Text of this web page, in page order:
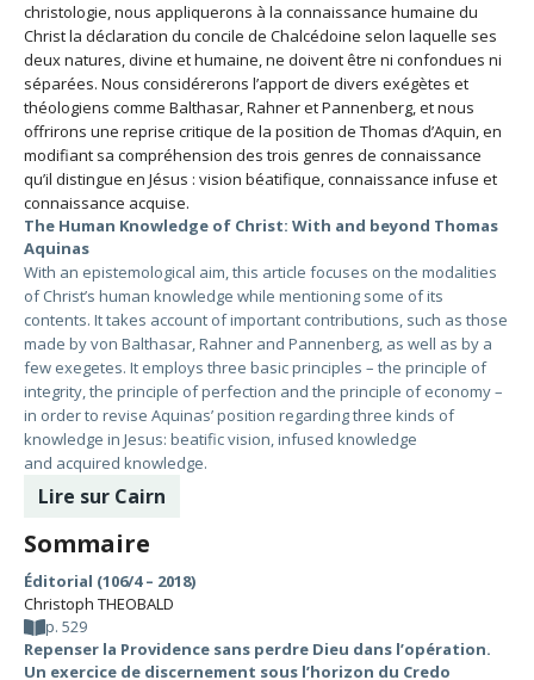
christologie, nous appliquerons à la connaissance humaine du
Christ la déclaration du concile de Chalcédoine selon laquelle ses
deux natures, divine et humaine, ne doivent être ni confondues ni
séparées. Nous considérerons l’apport de divers exégètes et
théologiens comme Balthasar, Rahner et Pannenberg, et nous
offrirons une reprise critique de la position de Thomas d’Aquin, en
modifiant sa compréhension des trois genres de connaissance
qu’il distingue en Jésus : vision béatifique, connaissance infuse et
connaissance acquise.
The Human Knowledge of Christ: With and beyond Thomas
Aquinas
With an epistemological aim, this article focuses on the modalities
of Christ’s human knowledge while mentioning some of its
contents. It takes account of important contributions, such as those
made by von Balthasar, Rahner and Pannenberg, as well as by a
few exegetes. It employs three basic principles – the principle of
integrity, the principle of perfection and the principle of economy –
in order to revise Aquinas’ position regarding three kinds of
knowledge in Jesus: beatific vision, infused knowledge
and acquired knowledge.
Lire sur Cairn
Sommaire
Éditorial (106/4 – 2018)
Christoph THEOBALD
p. 529
Repenser la Providence sans perdre Dieu dans l’opération.
Un exercice de discernement sous l’horizon du Credo